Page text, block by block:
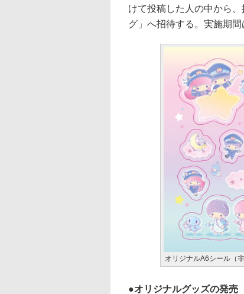
けて投稿した人の中から
グ」へ招待する。実施期
オリジナルA6シール（非
オリジナルグッズの発売